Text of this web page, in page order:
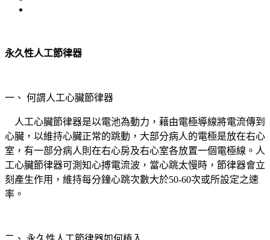
永久性人工節律器
一、 何謂人工心臟節律器
人工心臟節律器是以電池為動力，藉由電極導線將電流傳到
心臟，以維持心臟正常的跳動，大部分病人的電極是放在右心
室，有一部分病人則在右心房及右心室各放置一個電極線。人
工心臟節律器可測知心搏電流波，當心跳太慢時，節律器會立
刻產生作用，維持每分鐘心跳次數大於50-60次或所設定之速
率。